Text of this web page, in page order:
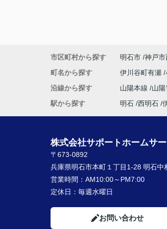
市区町村から探す 明石市 神戸市
町名から探す
伊川谷町有瀬
沿線から探す
山陽本線 山
駅から探す
明石 西明石
株式会社サポートホームサ
〒673-0892
兵庫県明石市本町１丁目1-28 明石中
営業時間： AM10:00～PM7:00
定休日： 毎週水曜日
お問い合わせ